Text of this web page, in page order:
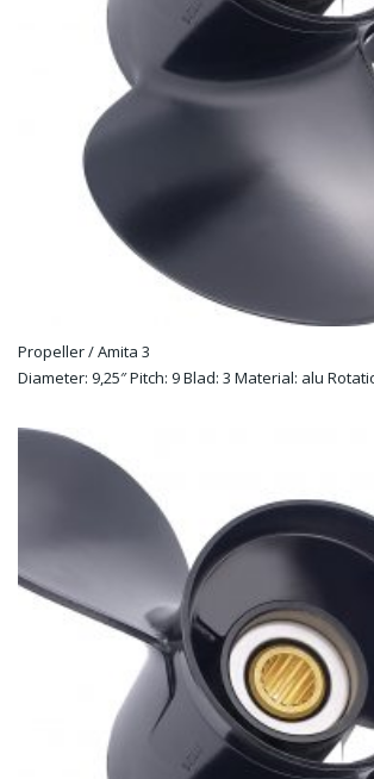
Propeller / Amita 3
Diameter: 9,25″ Pitch: 9 Blad: 3 Material: alu